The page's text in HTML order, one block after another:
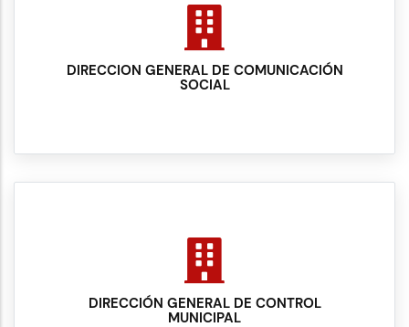
DIRECCION GENERAL DE COMUNICACIÓN
SOCIAL
DIRECCIÓN GENERAL DE CONTROL
MUNICIPAL